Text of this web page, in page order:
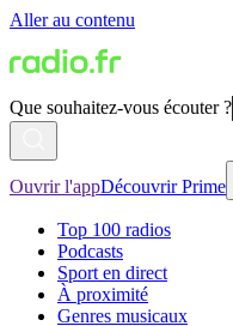
Aller au contenu
Que souhaitez-vous écouter ?
Ouvrir l'appDécouvrir Prime
Top 100 radios
Podcasts
Sport en direct
À proximité
Genres musicaux